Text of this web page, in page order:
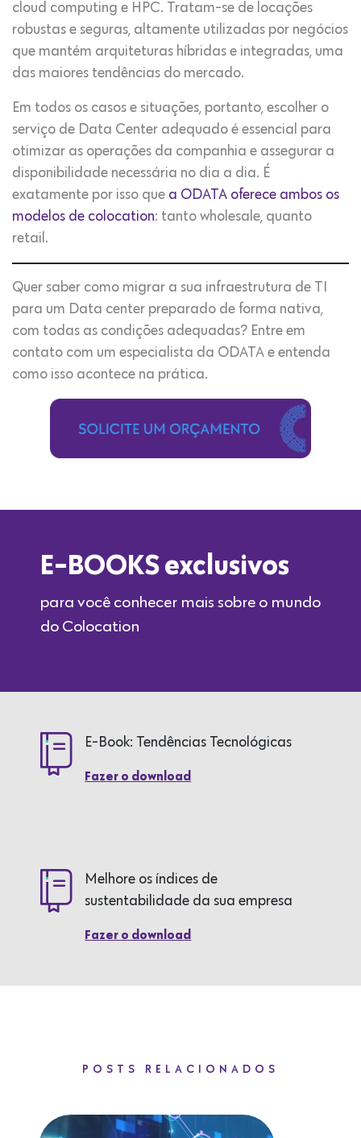
cloud computing e HPC. Tratam-se de locações
robustas e seguras, altamente utilizadas por negócios
que mantém arquiteturas híbridas e integradas, uma
das maiores tendências do mercado.
Em todos os casos e situações, portanto, escolher o
serviço de Data Center adequado é essencial para
otimizar as operações da companhia e assegurar a
disponibilidade necessária no dia a dia. É
exatamente por isso que a ODATA oferece ambos os
modelos de colocation: tanto wholesale, quanto
retail.
Quer saber como migrar a sua infraestrutura de TI
para um Data center preparado de forma nativa,
com todas as condições adequadas? Entre em
contato com um especialista da ODATA e entenda
como isso acontece na prática.
E-BOOKS exclusivos
para você conhecer mais sobre o mundo
do Colocation
E-Book: Tendências Tecnológicas
Fazer o download
Melhore os índices de
sustentabilidade da sua empresa
Fazer o download
POSTS RELACIONADOS